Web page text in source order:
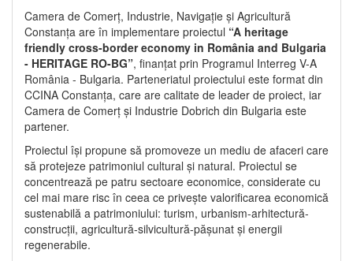
Camera de Comerț, Industrie, Navigație și Agricultură
Constanța are în implementare proiectul “A heritage
friendly cross-border economy in România and Bulgaria
- HERITAGE RO-BG”, finanțat prin Programul Interreg V-A
România - Bulgaria. Parteneriatul proiectului este format din
CCINA Constanța, care are calitate de leader de proiect, iar
Camera de Comerț și Industrie Dobrich din Bulgaria este
partener.
Proiectul își propune să promoveze un mediu de afaceri care
să protejeze patrimoniul cultural și natural. Proiectul se
concentrează pe patru sectoare economice, considerate cu
cel mai mare risc în ceea ce privește valorificarea economică
sustenabilă a patrimoniului: turism, urbanism-arhitectură-
construcții, agricultură-silvicultură-pășunat și energii
regenerabile.